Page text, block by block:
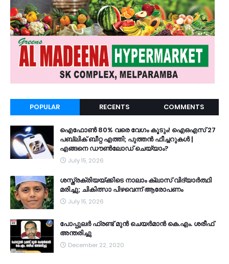
POPULAR RECENTS COMMENTS
ഐഫോൺ 80% വരെ വേഗം കൂടും! ഐഒഎസ് 27
പബ്ലിക് ബീറ്റ എത്തി; പുത്തൻ ഫീച്ചറുകൾ |
എങ്ങനെ ഡൗൺലോഡ് ചെയ്യാം?
July 15, 2026
ശസ്ത്രക്രിയയ്ക്കിടെ നാലാം ക്ലാസ് വിദ്യാർത്ഥി
മരിച്ചു; ചികിത്സാ പിഴവെന്ന് ആരോപണം
July 15, 2026
പോപ്പുലർ ഫ്രണ്ട്​ മുൻ ചെയർമാൻ കെ.എം. ശരീഫ്​
അന്തരിച്ചു
December 22, 2020